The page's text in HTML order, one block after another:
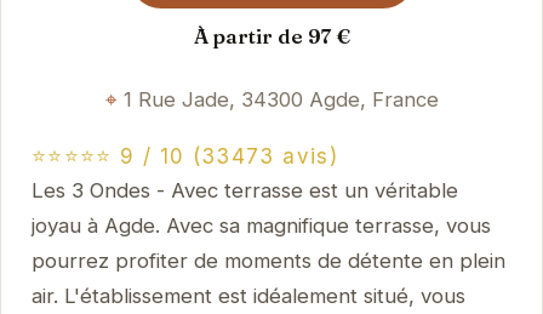
À partir de 97 €
1 Rue Jade, 34300 Agde, France
⭐⭐⭐⭐⭐ 9 / 10 (33473 avis)
Les 3 Ondes - Avec terrasse est un véritable
joyau à Agde. Avec sa magnifique terrasse, vous
pourrez profiter de moments de détente en plein
air. L'établissement est idéalement situé, vous